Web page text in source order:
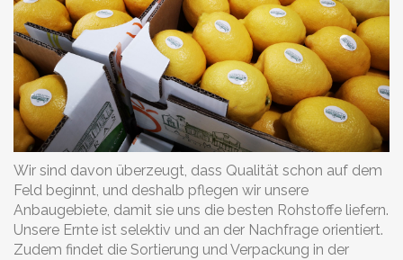
Wir sind davon überzeugt, dass Qualität schon auf dem
Feld beginnt, und deshalb pflegen wir unsere
Anbaugebiete, damit sie uns die besten Rohstoffe liefern.
Unsere Ernte ist selektiv und an der Nachfrage orientiert.
Zudem findet die Sortierung und Verpackung in der